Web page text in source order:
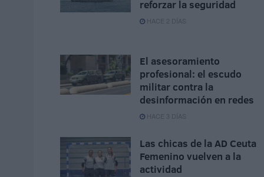
reforzar la seguridad
HACE 2 DÍAS
El asesoramiento
profesional: el escudo
militar contra la
desinformación en redes
HACE 3 DÍAS
Las chicas de la AD Ceuta
Femenino vuelven a la
actividad